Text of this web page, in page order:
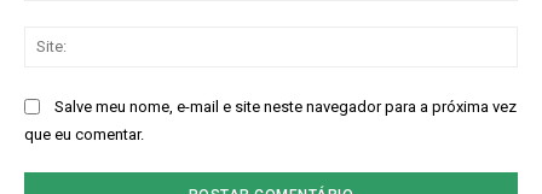
Salve meu nome, e-mail e site neste navegador para a próxima vez
que eu comentar.